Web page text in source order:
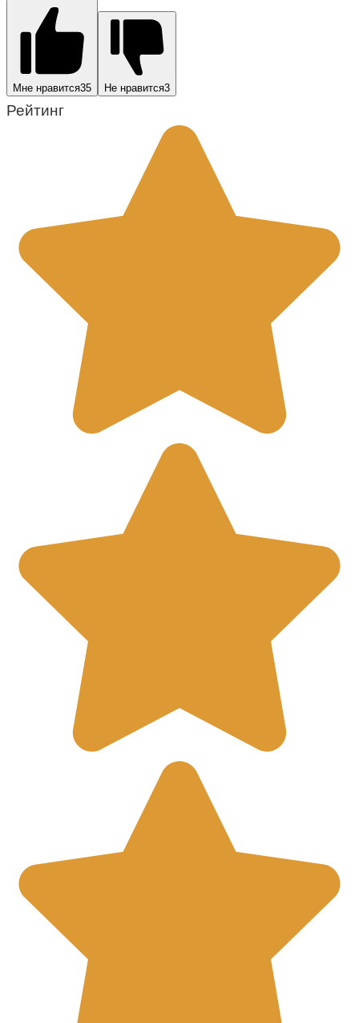
Мне нравится35 Не нравится3
Рейтинг